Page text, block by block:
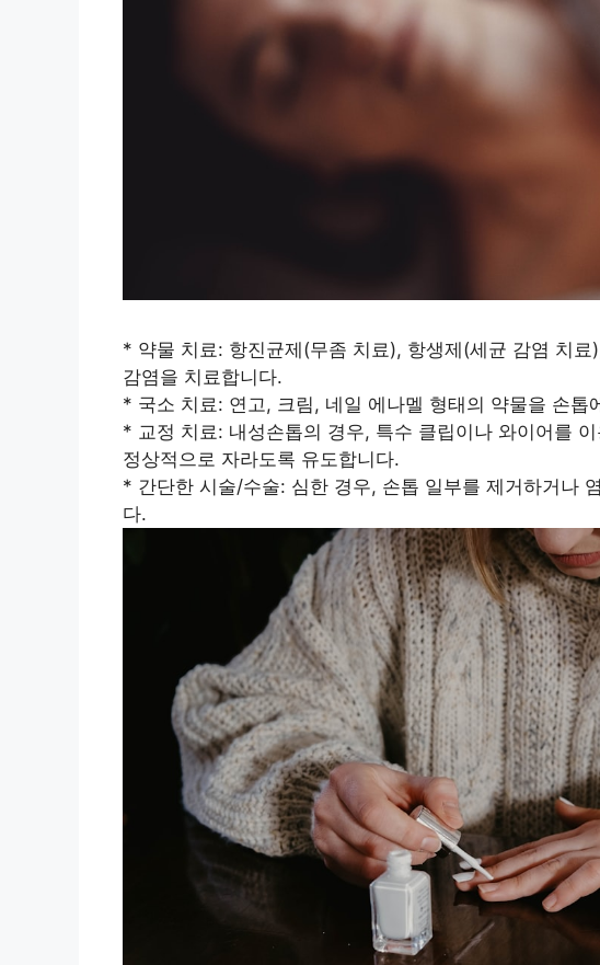
* 약물 치료: 항진균제(무좀 치료), 항생제(세균 감염 치
감염을 치료합니다.
* 국소 치료: 연고, 크림, 네일 에나멜 형태의 약물을 손톱
* 교정 치료: 내성손톱의 경우, 특수 클립이나 와이어를
정상적으로 자라도록 유도합니다.
* 간단한 시술/수술: 심한 경우, 손톱 일부를 제거하거나
다.